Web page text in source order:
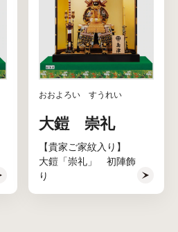
おおよろい すうれい
大鎧 崇礼
【貴家ご家紋入り】
大鎧「崇礼」 初陣飾
り